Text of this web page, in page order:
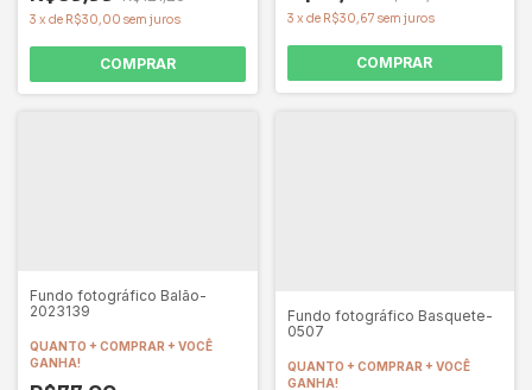
3 x de R$30,00 sem juros
COMPRAR
3 x de R$30,67 sem juros
COMPRAR
Fundo fotográfico Balão-
2023139
QUANTO + COMPRAR + VOCÊ
GANHA!
Fundo fotográfico Basquete-
0507
QUANTO + COMPRAR + VOCÊ
GANHA!